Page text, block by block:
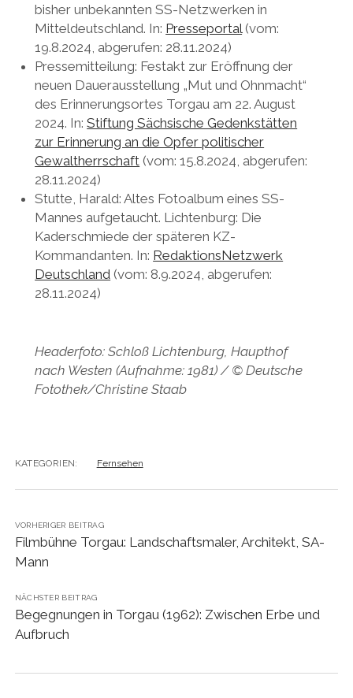
bisher unbekannten SS-Netzwerken in
Mitteldeutschland. In: Presseportal(vom:
19.8.2024, abgerufen: 28.11.2024)
Pressemitteilung: Festakt zur Eröffnung der
neuen Dauerausstellung „Mut und Ohnmacht“
des Erinnerungsortes Torgau am 22. August
2024. In:Stiftung Sächsische Gedenkstätten
zur Erinnerung an die Opfer politischer
Gewaltherrschaft (vom: 15.8.2024, abgerufen:
28.11.2024)
Stutte, Harald: Altes Fotoalbum eines SS-
Mannes aufgetaucht. Lichtenburg: Die
Kaderschmiede der späteren KZ-
Kommandanten. In: RedaktionsNetzwerk
Deutschland (vom: 8.9.2024, abgerufen:
28.11.2024)
Headerfoto: Schloß Lichtenburg, Haupthof
nach Westen (Aufnahme: 1981) / © Deutsche
Fotothek/Christine Staab
KATEGORIEN: Fernsehen
VORHERIGER BEITRAG
Filmbühne Torgau: Landschaftsmaler, Architekt, SA-
Mann
NÄCHSTER BEITRAG
Begegnungen in Torgau (1962): Zwischen Erbe und
Aufbruch